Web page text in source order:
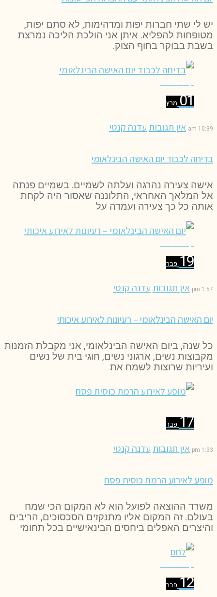
יש לי שתי חברות יפות ומדהימות, לא סתם יפות,
מטופחות להפליא. איתן אני הולכת הליכה נמרצת
בשבת בבוקר בחוף הצוק.
01 מרץ
10:39 am אין תגובות עדנה קנטי
בדיחה לכבוד יום האישה הבינלאומי
אישה צעירה נהרגה ועלתה לשמיים. בשמיים פנתה
אל המלאך האחראי, התלוננה שאסור היה לקחת
אותה כל כך צעירה ועמדה על
19 פבר
1:57 pm אין תגובות עדנה קנטי
יום האישה הבינלאומי – רעיונות לאירוע איכותי
כל שנה, ביום האישה הבינלאומי, אני מקבלת הזמנות
מקבוצות נשים, ארגוני נשים, חוגי בית של נשים
ועיריות שרוצות לשמח את
17 פבר
1:33 pm אין תגובות עדנה קנטי
מופע לאירוע הרמת כוסית פסח
משרד ההוצאה לפועל הוא לא המקום הכי שמח
בעולם. זה המקום אליו מתנקזים הסכסוכים, הריבים
והיצרים האפלים ביחסים הבינאישיים בכל תחומי
12 פבר